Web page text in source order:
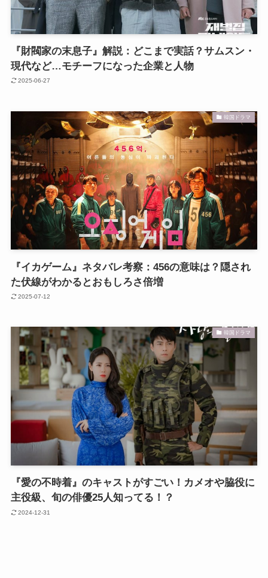
『財閥家の末息子』解説：どこまで実話？サムスン・
現代など…モチーフになった企業と人物
2025-06-27
韓国ドラマ
『イカゲーム』ネタバレ考察：456の意味は？隠され
た伏線がわかるとおもしろさ倍増
2025-07-12
韓国ドラマ
『愛の不時着』のキャストがすごい！カメオや脇役に
主役級、旬の俳優25人知ってる！？
2024-12-31